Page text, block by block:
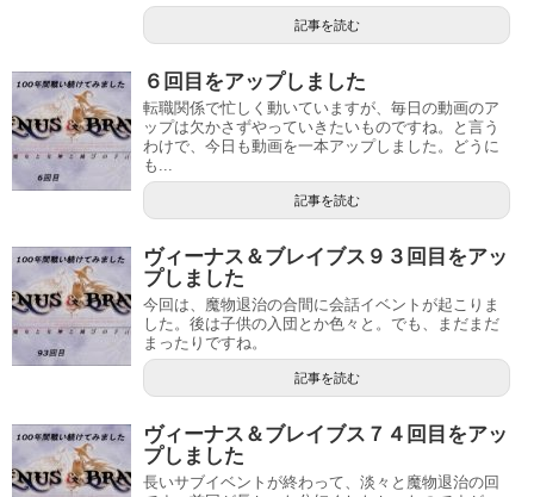
記事を読む
６回目をアップしました
転職関係で忙しく動いていますが、毎日の動画のア
ップは欠かさずやっていきたいものですね。と言う
わけで、今日も動画を一本アップしました。どうに
も...
記事を読む
ヴィーナス＆ブレイブス９３回目をアッ
プしました
今回は、魔物退治の合間に会話イベントが起こりま
した。後は子供の入団とか色々と。でも、まだまだ
まったりですね。
記事を読む
ヴィーナス＆ブレイブス７４回目をアッ
プしました
長いサブイベントが終わって、淡々と魔物退治の回